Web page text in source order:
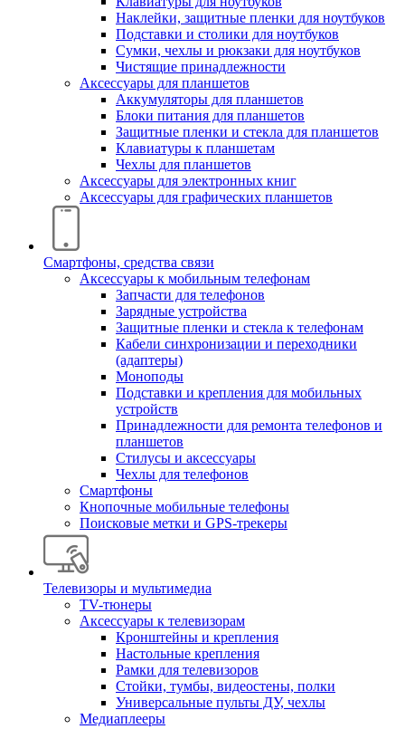
Наклейки, защитные пленки для ноутбуков
Подставки и столики для ноутбуков
Сумки, чехлы и рюкзаки для ноутбуков
Чистящие принадлежности
Аксессуары для планшетов
Аккумуляторы для планшетов
Блоки питания для планшетов
Защитные пленки и стекла для планшетов
Клавиатуры к планшетам
Чехлы для планшетов
Аксессуары для электронных книг
Аксессуары для графических планшетов
Смартфоны, средства связи
Аксессуары к мобильным телефонам
Запчасти для телефонов
Зарядные устройства
Защитные пленки и стекла к телефонам
Кабели синхронизации и переходники
(адаптеры)
Моноподы
Подставки и крепления для мобильных
устройств
Принадлежности для ремонта телефонов и
планшетов
Стилусы и аксессуары
Чехлы для телефонов
Смартфоны
Кнопочные мобильные телефоны
Поисковые метки и GPS-трекеры
Телевизоры и мультимедиа
TV-тюнеры
Аксессуары к телевизорам
Кронштейны и крепления
Настольные крепления
Рамки для телевизоров
Стойки, тумбы, видеостены, полки
Универсальные пульты ДУ, чехлы
Медиаплееры